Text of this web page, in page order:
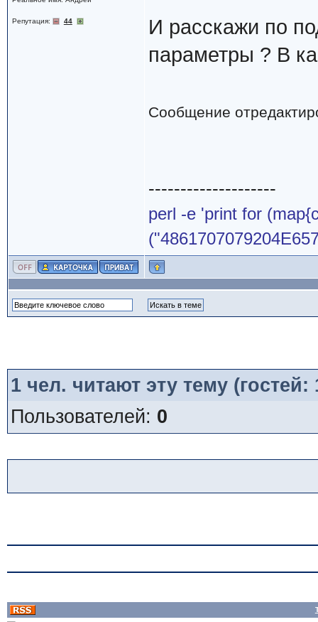
Репутация: 44
И расскажи по
параметры ? В
Сообщение
--------------------
perl -e 'print for
1чел. читают эту тему
Пользователей: 0